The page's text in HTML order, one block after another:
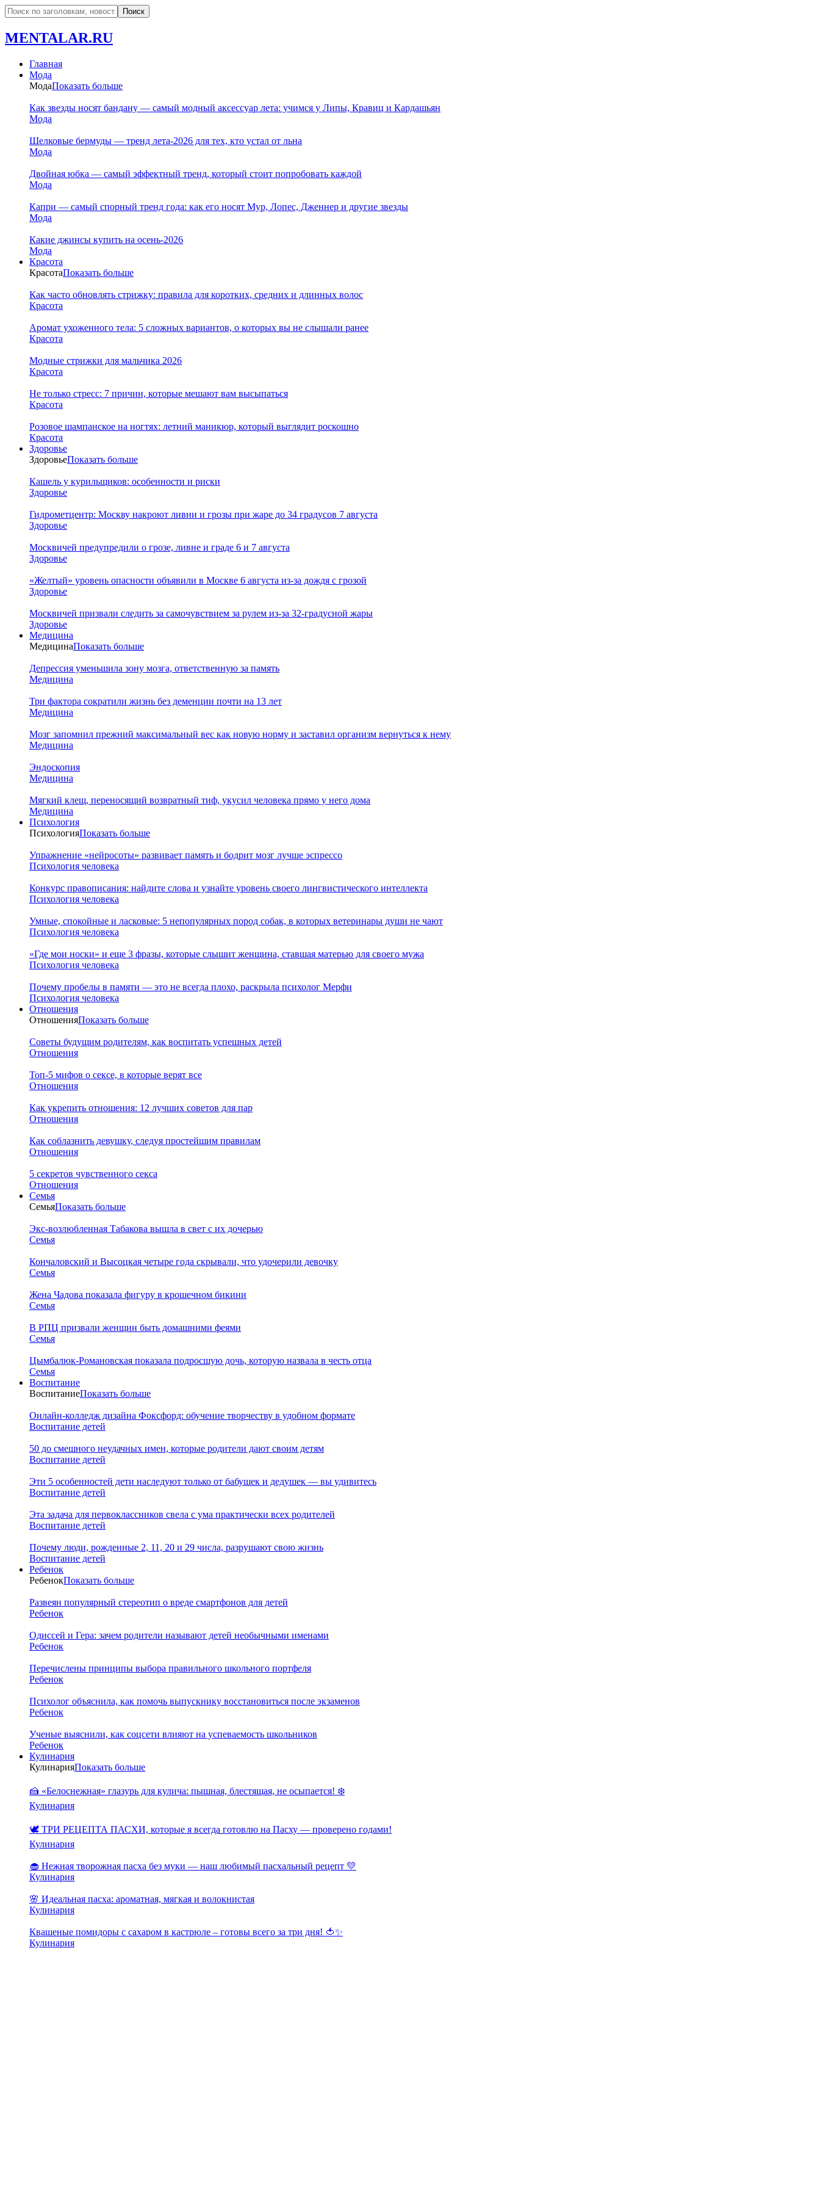
MENTALAR.RU
Главная
Мода
МодаПоказать больше
Как звезды носят бандану — самый модный аксессуар лета: учимся у Липы, Кравиц и Кардашьян
Мода
Шелковые бермуды — тренд лета-2026 для тех, кто устал от льна
Мода
Двойная юбка — самый эффектный тренд, который стоит попробовать каждой
Мода
Капри — самый спорный тренд года: как его носят Мур, Лопес, Дженнер и другие звезды
Мода
Какие джинсы купить на осень-2026
Мода
Красота
КрасотаПоказать больше
Как часто обновлять стрижку: правила для коротких, средних и длинных волос
Красота
Аромат ухоженного тела: 5 сложных вариантов, о которых вы не слышали ранее
Красота
Модные стрижки для мальчика 2026
Красота
Не только стресс: 7 причин, которые мешают вам высыпаться
Красота
Розовое шампанское на ногтях: летний маникюр, который выглядит роскошно
Красота
Здоровье
ЗдоровьеПоказать больше
Кашель у курильщиков: особенности и риски
Здоровье
Гидрометцентр: Москву накроют ливни и грозы при жаре до 34 градусов 7 августа
Здоровье
Москвичей предупредили о грозе, ливне и граде 6 и 7 августа
Здоровье
«Желтый» уровень опасности объявили в Москве 6 августа из-за дождя с грозой
Здоровье
Москвичей призвали следить за самочувствием за рулем из-за 32-градусной жары
Здоровье
Медицина
МедицинаПоказать больше
Депрессия уменьшила зону мозга, ответственную за память
Медицина
Три фактора сократили жизнь без деменции почти на 13 лет
Медицина
Мозг запомнил прежний максимальный вес как новую норму и заставил организм вернуться к нему
Медицина
Эндоскопия
Медицина
Мягкий клещ, переносящий возвратный тиф, укусил человека прямо у него дома
Медицина
Психология
ПсихологияПоказать больше
Упражнение «нейросоты» развивает память и бодрит мозг лучше эспрессо
Психология человека
Конкурс правописания: найдите слова и узнайте уровень своего лингвистического интеллекта
Психология человека
Умные, спокойные и ласковые: 5 непопулярных пород собак, в которых ветеринары души не чают
Психология человека
«Где мои носки» и еще 3 фразы, которые слышит женщина, ставшая матерью для своего мужа
Психология человека
Почему пробелы в памяти — это не всегда плохо, раскрыла психолог Мерфи
Психология человека
Отношения
ОтношенияПоказать больше
Советы будущим родителям, как воспитать успешных детей
Отношения
Топ-5 мифов о сексе, в которые верят все
Отношения
Как укрепить отношения: 12 лучших советов для пар
Отношения
Как соблазнить девушку, следуя простейшим правилам
Отношения
5 секретов чувственного секса
Отношения
Семья
СемьяПоказать больше
Экс-возлюбленная Табакова вышла в свет с их дочерью
Семья
Кончаловский и Высоцкая четыре года скрывали, что удочерили девочку
Семья
Жена Чадова показала фигуру в крошечном бикини
Семья
В РПЦ призвали женщин быть домашними феями
Семья
Цымбалюк-Романовская показала подросшую дочь, которую назвала в честь отца
Семья
Воспитание
ВоспитаниеПоказать больше
Онлайн-колледж дизайна Фоксфорд: обучение творчеству в удобном формате
Воспитание детей
50 до смешного неудачных имен, которые родители дают своим детям
Воспитание детей
Эти 5 особенностей дети наследуют только от бабушек и дедушек — вы удивитесь
Воспитание детей
Эта задача для первоклассников свела с ума практически всех родителей
Воспитание детей
Почему люди, рожденные 2, 11, 20 и 29 числа, разрушают свою жизнь
Воспитание детей
Ребенок
РебенокПоказать больше
Развеян популярный стереотип о вреде смартфонов для детей
Ребенок
Одиссей и Гера: зачем родители называют детей необычными именами
Ребенок
Перечислены принципы выбора правильного школьного портфеля
Ребенок
Психолог объяснила, как помочь выпускнику восстановиться после экзаменов
Ребенок
Ученые выяснили, как соцсети влияют на успеваемость школьников
Ребенок
Кулинария
КулинарияПоказать больше
🍰 «Белоснежная» глазурь для кулича: пышная, блестящая, не осыпается! ❄️
Кулинария
🕊️ ТРИ РЕЦЕПТА ПАСХИ, которые я всегда готовлю на Пасху — проверено годами!
Кулинария
🧁 Нежная творожная пасха без муки — наш любимый пасхальный рецепт 💛
Кулинария
🌸 Идеальная пасха: ароматная, мягкая и волокнистая
Кулинария
Квашеные помидоры с сахаром в кастрюле – готовы всего за три дня! 🍅✨
Кулинария